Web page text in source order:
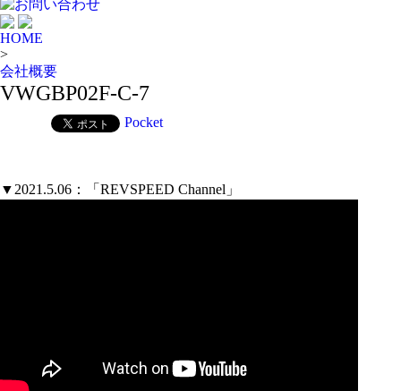
お問い合わせ
HOME
>
会社概要
VWGBP02F-C-7
Pocket
▼2021.5.06：「REVSPEED Channel」